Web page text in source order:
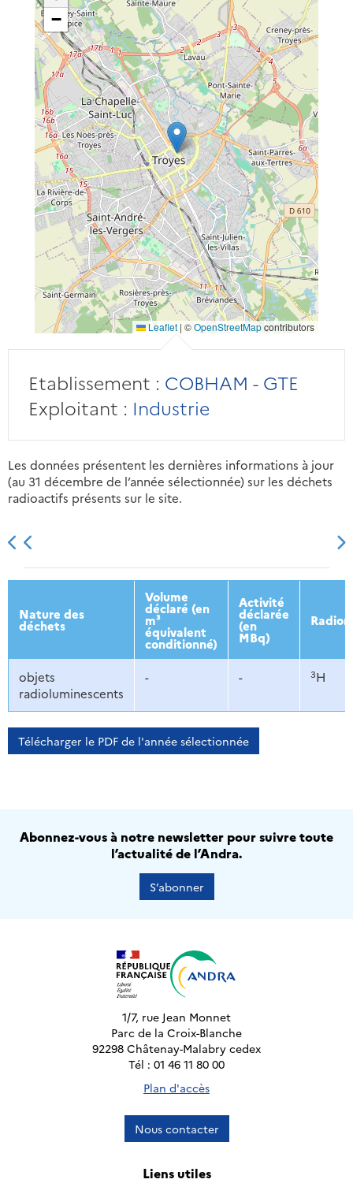
−
Leaflet | ©OpenStreetMapcontributors
Etablissement : COBHAM - GTE
Exploitant : Industrie
Les données présentent les dernières informations à jour
(au 31 décembre de l’année sélectionnée) sur les déchets
radioactifs présents sur le site.
2013 2014 2015 2016
Nature des
déchets
Volume
déclaré (en
m³
équivalent
conditionné)
Activité
déclarée
(en
MBq)
objets
radioluminescents
- - 3H
Télécharger le PDF de l'année sélectionnée
Abonnez-vous à notre newsletter pour suivre toute
l’actualité de l’Andra.
S’abonner
1/7, rue Jean Monnet
Parc de la Croix-Blanche
92298 Châtenay-Malabry cedex
Tél : 01 46 11 80 00
Plan d'accès
Nous contacter
Liens utiles